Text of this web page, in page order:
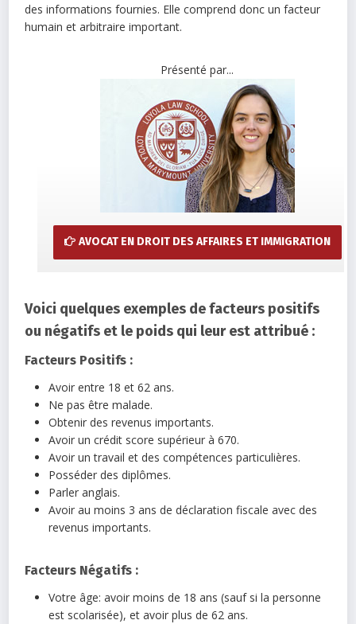
des informations fournies. Elle comprend donc un facteur
humain et arbitraire important.
Présenté par...
AVOCAT EN DROIT DES AFFAIRES ET IMMIGRATION
Voici quelques exemples de facteurs positifs
ou négatifs et le poids qui leur est attribué :
Facteurs Positifs :
Avoir entre 18 et 62 ans.
Ne pas être malade.
Obtenir des revenus importants.
Avoir un crédit score supérieur à 670.
Avoir un travail et des compétences particulières.
Posséder des diplômes.
Parler anglais.
Avoir au moins 3 ans de déclaration fiscale avec des
revenus importants.
Facteurs Négatifs :
Votre âge: avoir moins de 18 ans (sauf si la personne
est scolarisée), et avoir plus de 62 ans.